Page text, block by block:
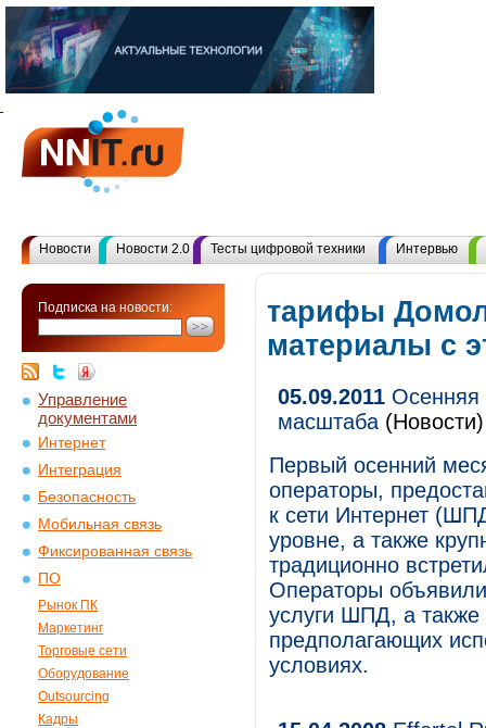
Новости Новости 2.0 Тесты цифровой техники Интервью
Подписка на новости:
Управление
документами
Интернет
Интеграция
Безопасность
Мобильная связь
Фиксированная связь
ПО
Рынок ПК
Маркетинг
Торговые сети
Оборудование
Outsourcing
Кадры
тарифы
материалы с
05.09.2011 Осенняя
масштаба (Новости)
Первый осенний
операторы,
к сети Интернет
уровне, а также
традиционно
Операторы
услуги ШПД, а также
предполагающих
условиях.